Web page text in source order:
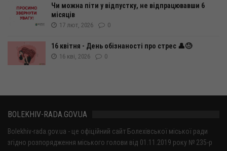
Чи можна піти у відпустку, не відпрацювавши 6
місяців
17 лют, 2026 0
16 квітня - День обізнаності про стрес 👤😓
16 кві, 2026 0
BOLEKHIV-RADA.GOV.UA
Bolekhiv-rada.gov.ua - це офіційний сайт Болехівської міської ради
згідно розпорядження міського голови від 01.11.2019 року № 235-р